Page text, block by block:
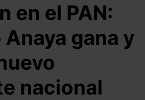
en el PAN:
Anaya gana y
nacional